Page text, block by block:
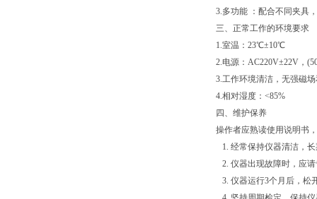
3.多功能 ：配合不同夹具
三、正常工作的环境要求
1.室温：23℃±10℃
2.电源：AC220V±22V，
3.工作环境清洁，无强磁
4.相对湿度：<85%
四、维护保养
操作者应熟读使用说明书
1. 经常保持仪器清洁，
2. 仪器出现故障时，应
3. 仪器运行3个月后，松